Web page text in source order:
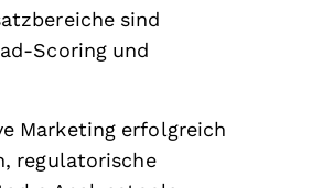
sind
Scoring und
Marketing erfolgreich
regulatorische